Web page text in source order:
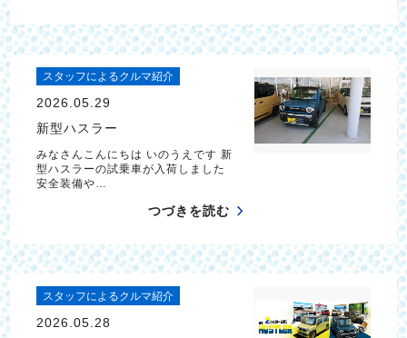
スタッフによるクルマ紹介
2026.05.29
新型ハスラー
みなさんこんにちは いのうえです 新
型ハスラーの試乗車が入荷しました
安全装備や…
つづきを読む
スタッフによるクルマ紹介
2026.05.28